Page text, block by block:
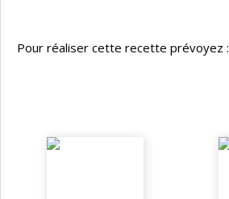
Pour réaliser cette recette prévoyez :